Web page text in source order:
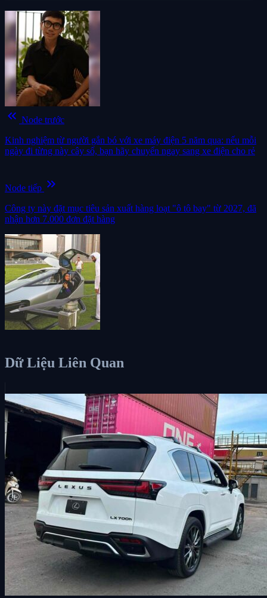
keyboard_double_arrow_left Node trước
Kinh nghiệm từ người gắn bó với xe máy điện 5 năm qua: nếu mỗi
ngày đi từng này cây số, bạn hãy chuyển ngay sang xe điện cho rẻ
Node tiếp keyboard_double_arrow_right
Công ty này đặt mục tiêu sản xuất hàng loạt "ô tô bay" từ 2027, đã
nhận hơn 7.000 đơn đặt hàng
Dữ Liệu Liên Quan